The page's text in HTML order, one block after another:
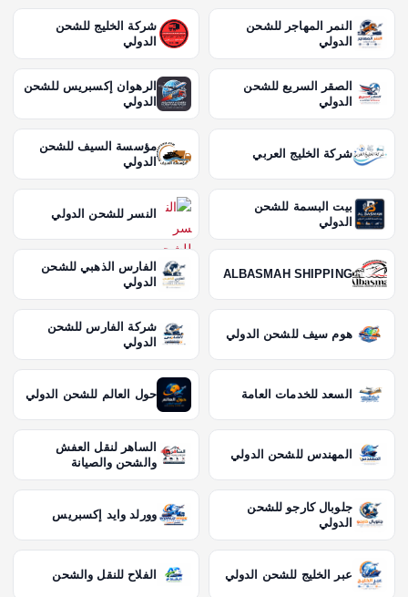
النمر المهاجر للشحن
الدولي
شركة الخليج للشحن
الدولي
الصقر السريع للشحن
الدولي
الرهوان إكسبريس للشحن
الدولي
شركة الخليج العربي
مؤسسة السيف للشحن
الدولي
بيت البسمة للشحن
الدولي
النسر للشحن الدولي
ALBASMAH SHIPPING
الفارس الذهبي للشحن
الدولي
هوم سيف للشحن الدولي
شركة الفارس للشحن
الدولي
السعد للخدمات العامة حول العالم للشحن الدولي
المهندس للشحن الدولي
الساهر لنقل العفش
والشحن والصيانة
جلوبال كارجو للشحن
الدولي
وورلد وايد إكسبريس
عبر الخليج للشحن الدولي الفلاح للنقل والشحن